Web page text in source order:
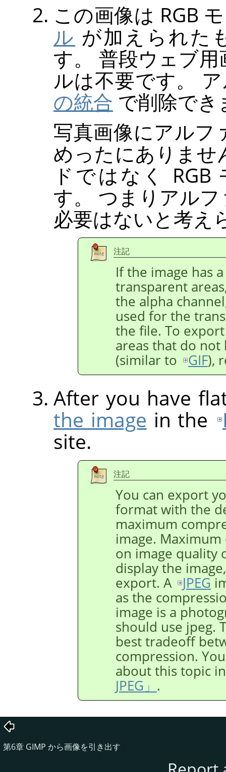
この画像は RGB
ル が加えられた
す。 普段ウェブ
ルは不要です。
の統合 で削除でき
写真画像にアルフ
めったにありませ
ドではなく RGB
す。 つまりアル
必要はないと考え
注記
If the image has
transparent
the alpha
used for the
the file. To
areas that do not
(similar to
GIF),
After you have
the image in the
site.
注記
You can export
format with the
maximum
image.
on image quality
display the
export. A
JPEG
as the
image is a
should use jpeg.
best tradeoff
compression.
about this topic
JPEG」 .
第6章 GIMP から画像を引き出す